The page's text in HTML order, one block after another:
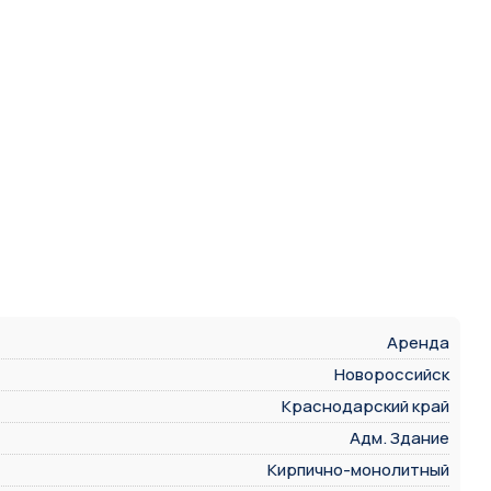
Аренда
Новороссийск
Краснодарский край
Адм. Здание
Кирпично-монолитный